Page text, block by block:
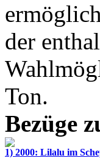
der
Ton.
Bezüge
1) 2000: Lilalu im